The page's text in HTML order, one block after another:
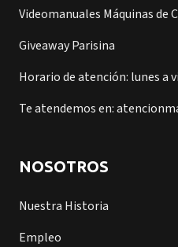
Videomanuales Máquinas de
Giveaway Parisina
Horario de atención: lunes a
Te atendemos en:
NOSOTROS
Nuestra Historia
Empleo